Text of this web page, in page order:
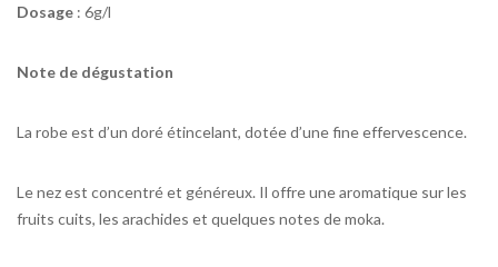
Dosage : 6g/l
Note de dégustation
La robe est d’un doré étincelant, dotée d’une fine effervescence.
Le nez est concentré et généreux. Il offre une aromatique sur les
fruits cuits, les arachides et quelques notes de moka.